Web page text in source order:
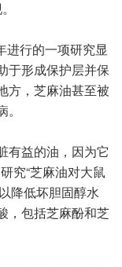
进行的一项研究显
于形成保护层并保
方，芝麻油甚至被
有益的油，因为它
究“芝麻油对大鼠
降低坏胆固醇水
，包括芝麻酚和芝